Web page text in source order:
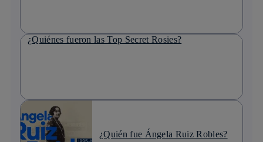
¿Quiénes fueron las Top Secret Rosies?
¿Quién fue Ángela Ruiz Robles?